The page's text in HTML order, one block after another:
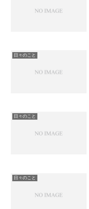
日々のこと
日々のこと
日々のこと